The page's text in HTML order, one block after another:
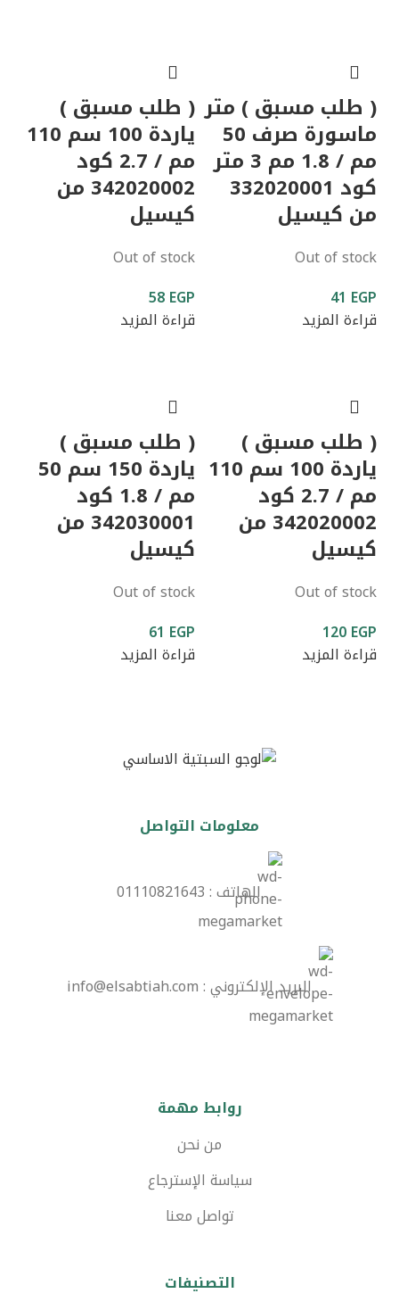
( طلب مسبق ) متر
ماسورة صرف 50
مم / 1.8 مم 3 متر
كود 332020001
من كيسيل
Out of stock
41 EGP
قراءة المزيد
( طلب مسبق )
ياردة 100 سم 110
مم / 2.7 كود
342020002 من
كيسيل
Out of stock
58EGP
قراءة المزيد
( طلب مسبق )
ياردة 100 سم 110
مم / 2.7 كود
342020002 من
كيسيل
Out of stock
120EGP
قراءة المزيد
( طلب مسبق )
ياردة 150 سم 50
مم / 1.8 كود
342030001 من
كيسيل
Out of stock
61 EGP
قراءة المزيد
معلومات التواصل
الهاتف : 01110821643
البريد الإلكتروني : info@elsabtiah.com
روابط مهمة
من نحن
سياسة الإسترجاع
تواصل معنا
التصنيفات